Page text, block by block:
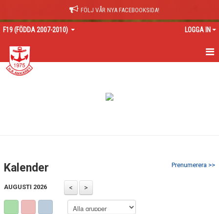
FÖLJ VÅR NYA FACEBOOKSIDA!
F19 (FÖDDA 2007-2010) LOGGA IN
HEM
Prenumerera >>
Kalender
AUGUSTI 2026